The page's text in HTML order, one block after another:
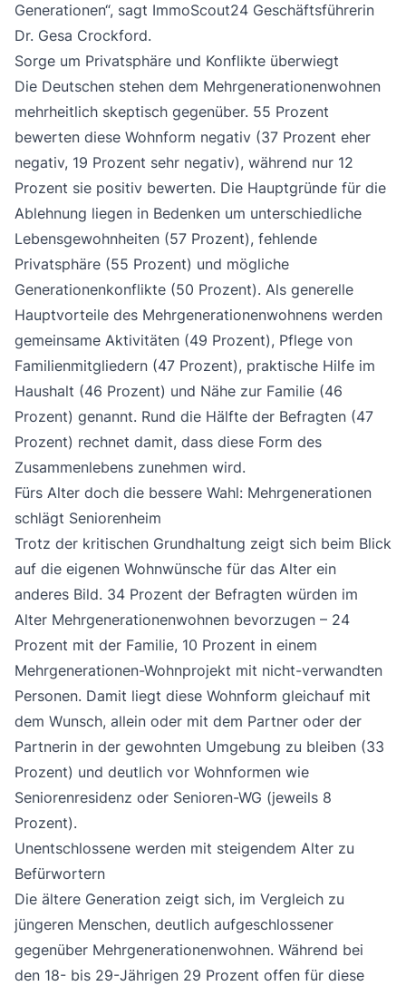
Generationen“, sagt ImmoScout24 Geschäftsführerin
Dr. Gesa Crockford.
Sorge um Privatsphäre und Konflikte überwiegt
Die Deutschen stehen dem Mehrgenerationenwohnen
mehrheitlich skeptisch gegenüber. 55 Prozent
bewerten diese Wohnform negativ (37 Prozent eher
negativ, 19 Prozent sehr negativ), während nur 12
Prozent sie positiv bewerten. Die Hauptgründe für die
Ablehnung liegen in Bedenken um unterschiedliche
Lebensgewohnheiten (57 Prozent), fehlende
Privatsphäre (55 Prozent) und mögliche
Generationenkonflikte (50 Prozent). Als generelle
Hauptvorteile des Mehrgenerationenwohnens werden
gemeinsame Aktivitäten (49 Prozent), Pflege von
Familienmitgliedern (47 Prozent), praktische Hilfe im
Haushalt (46 Prozent) und Nähe zur Familie (46
Prozent) genannt. Rund die Hälfte der Befragten (47
Prozent) rechnet damit, dass diese Form des
Zusammenlebens zunehmen wird.
Fürs Alter doch die bessere Wahl: Mehrgenerationen
schlägt Seniorenheim
Trotz der kritischen Grundhaltung zeigt sich beim Blick
auf die eigenen Wohnwünsche für das Alter ein
anderes Bild. 34 Prozent der Befragten würden im
Alter Mehrgenerationenwohnen bevorzugen – 24
Prozent mit der Familie, 10 Prozent in einem
Mehrgenerationen-Wohnprojekt mit nicht-verwandten
Personen. Damit liegt diese Wohnform gleichauf mit
dem Wunsch, allein oder mit dem Partner oder der
Partnerin in der gewohnten Umgebung zu bleiben (33
Prozent) und deutlich vor Wohnformen wie
Seniorenresidenz oder Senioren-WG (jeweils 8
Prozent).
Unentschlossene werden mit steigendem Alter zu
Befürwortern
Die ältere Generation zeigt sich, im Vergleich zu
jüngeren Menschen, deutlich aufgeschlossener
gegenüber Mehrgenerationenwohnen. Während bei
den 18- bis 29-Jährigen 29 Prozent offen für diese